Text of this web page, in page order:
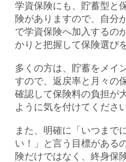
学資保険にも、貯蓄型と
険がありますので、自分
で学資保険へ加入するの
かりと把握して保険選び
多くの方は、貯蓄をメイ
すので、返戻率と月々の
確認して保険料の負担が
ように気を付けてください
また、明確に「いつまで
い！」と言う目標がある
険だけではなく、終身保